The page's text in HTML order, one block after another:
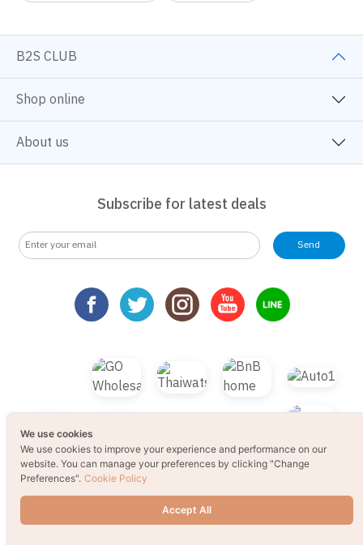
B2S CLUB
Shop online
About us
Subscribe for latest deals
Send
website. You can manage your preferences by clicking "Change
Preferences". Cookie Policy
Change Preferences